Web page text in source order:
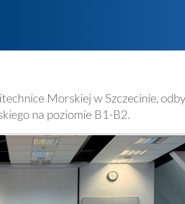
Morskiej w Szczecinie,
na poziomie B1-B2.